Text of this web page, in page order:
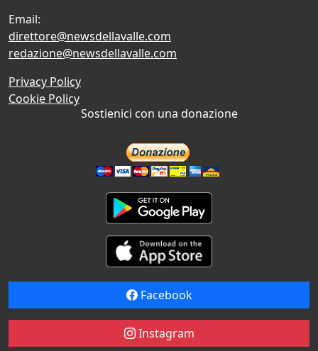
Email:
direttore@newsdellavalle.com
redazione@newsdellavalle.com
Privacy Policy
Cookie Policy
Sostienici con una donazione
Facebook
Instagram